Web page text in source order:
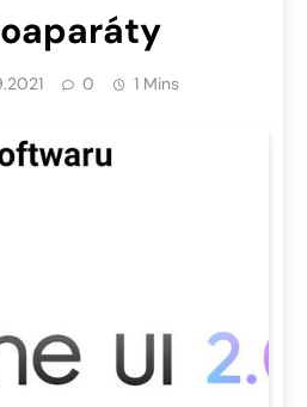
0 1 Mins